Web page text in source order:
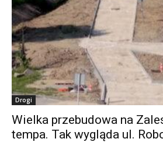
Drogi
Wielka przebudowa na
tempa. Tak wygląda ul.